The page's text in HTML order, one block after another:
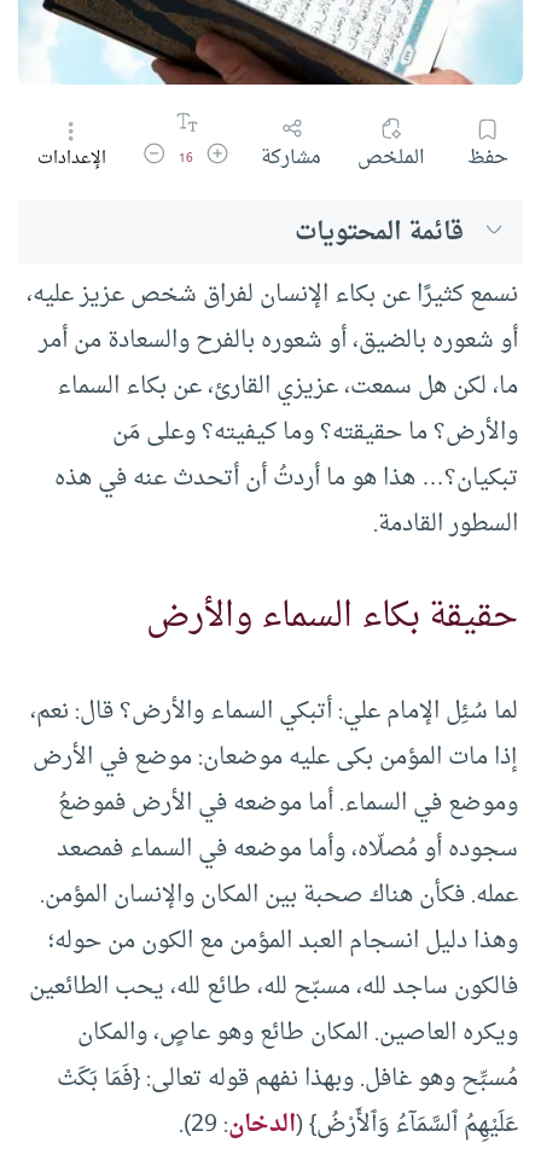
حفظ الملخص مشاركة زيادة حجم الخط
16 تقليل حجم الخط
الإعدادات
قائمة المحتويات
نسمع كثيرًا عن بكاء الإنسان لفراق شخص عزيز عليه،
أو شعوره بالضيق، أو شعوره بالفرح والسعادة من أمر
ما، لكن هل سمعت، عزيزي القارئ، عن بكاء السماء
والأرض؟ ما حقيقته؟ وما كيفيته؟ وعلى مَن
تبكيان؟… هذا هو ما أردتُ أن أتحدث عنه في هذه
السطور القادمة.
حقيقة بكاء السماء والأرض
لما سُئِل الإمام علي: أتبكي السماء والأرض؟ قال: نعم،
إذا مات المؤمن بكى عليه موضعان: موضع في الأرض
وموضع في السماء. أما موضعه في الأرض فموضعُ
سجوده أو مُصلّاه، وأما موضعه في السماء فمصعد
عمله. فكأن هناك صحبة بين المكان والإنسان المؤمن.
وهذا دليل انسجام العبد المؤمن مع الكون من حوله؛
فالكون ساجد لله، مسبّح لله، طائع لله، يحب الطائعين
ويكره العاصين. المكان طائع وهو عاصٍ، والمكان
مُسبِّح وهو غافل. وبهذا نفهم قوله تعالى: {فَمَا بَكَتْ
عَلَيْهِمُ ٱلسَّمَآءُ وَٱلأَرْضُ} (الدخان: 29).